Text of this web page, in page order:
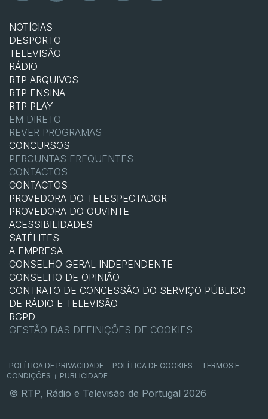
NOTÍCIAS
DESPORTO
TELEVISÃO
RÁDIO
RTP ARQUIVOS
RTP ENSINA
RTP PLAY
EM DIRETO
REVER PROGRAMAS
CONCURSOS
PERGUNTAS FREQUENTES
CONTACTOS
CONTACTOS
PROVEDORA DO TELESPECTADOR
PROVEDORA DO OUVINTE
ACESSIBILIDADES
SATÉLITES
A EMPRESA
CONSELHO GERAL INDEPENDENTE
CONSELHO DE OPINIÃO
CONTRATO DE CONCESSÃO DO SERVIÇO PÚBLICO
DE RÁDIO E TELEVISÃO
RGPD
GESTÃO DAS DEFINIÇÕES DE COOKIES
POLÍTICA DE PRIVACIDADE POLÍTICA DE COOKIES
TERMOS E
CONDIÇÕES
PUBLICIDADE
© RTP, Rádio e Televisão de Portugal 2026